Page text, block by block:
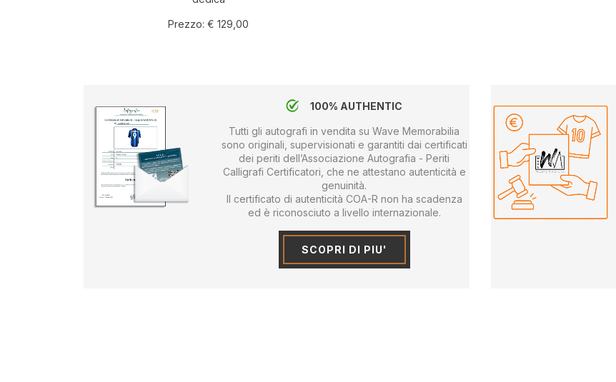
Prezzo:€ 129,00
100% AUTHENTIC
Tutti gli autografi in vendita su Wave Memorabilia
sono originali, supervisionati e garantiti dai certificati
dei periti dell’Associazione Autografia - Periti
Calligrafi Certificatori, che ne attestano autenticità e
genuinità.
Il certificato di autenticità COA-R non ha scadenza
ed è riconosciuto a livello internazionale.
SCOPRI DI PIU'